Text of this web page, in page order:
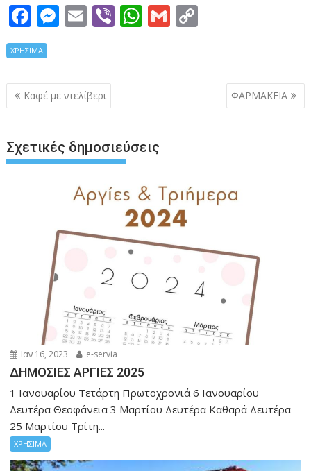
F
ac
e
b
o
k
M
ss
e
n
er
E
ai
l
Vi
er
W
at
p
G
ai p
ΧΡΗΣΙΜΑ
Πλοήγηση
άρθρων
Καφέ με ντελίβερι ΦΑΡΜΑΚΕΙΑ
Σχετικές δημοσιεύσεις
Ιαν 16, 2023 e-servia
ΔΗΜΟΣΙΕΣ ΑΡΓΙΕΣ 2025
1 Ιανουαρίου Τετάρτη Πρωτοχρονιά 6 Ιανουαρίου
Δευτέρα Θεοφάνεια 3 Μαρτίου Δευτέρα Καθαρά Δευτέρα
25 Μαρτίου Τρίτη...
ΧΡΗΣΙΜΑ